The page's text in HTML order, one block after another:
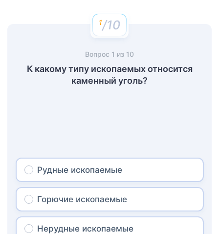
/10
Вопрос 1 из 10
К какому типу ископаемых относится
каменный уголь?
Рудные ископаемые
Горючие ископаемые
Нерудные ископаемые